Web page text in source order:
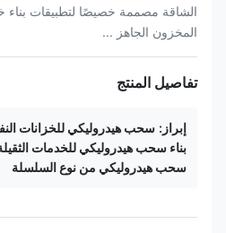
الشاقة مصممة خصيصًا لتطبيقات بناء
المخزون الجاهز ...
تفاصيل المنتج
إبراز: سحب هيدروليكي للخزانات
بناء سحب هيدروليكي للخدمات
سحب هيدروليكي من نوع السلسلة